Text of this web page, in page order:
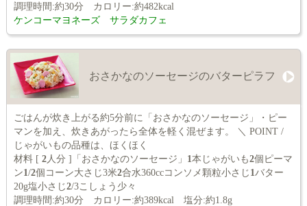
調理時間:約30分 カロリー:約482kcal
ケンコーマヨネーズ サラダカフェ
おさかなのソーセージのバターピラフ
ごはんが炊き上がる約5分前に「おさかなのソーセージ」・ピー
マンを加え、炊きあがったら全体を軽く混ぜます。 ＼ POINT /
じゃがいもの品種は、ほくほく
材料 [ 2人分 ]「おさかなのソーセージ」 1 本じゃがいも2個ピーマ
ン1 /2個コーン大さじ3米2合水360ccコンソメ顆粒小さじ 1 バター
20g塩小さじ2/3こしょう少々
調理時間:約30分 カロリー:約389kcal 塩分:約1.8g